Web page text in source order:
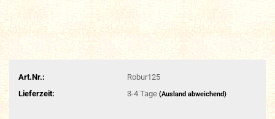
Art.Nr.:
Robur125
Lieferzeit:
3-4 Tage (Ausland abweichend)